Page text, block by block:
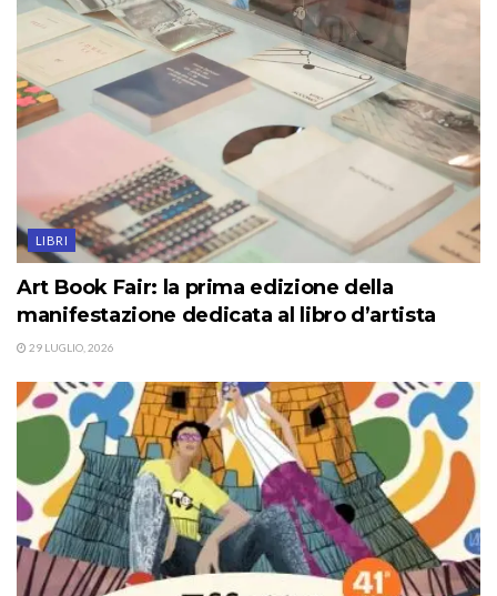
LIBRI
Art Book Fair: la prima edizione della
manifestazione dedicata al libro d’artista
29 LUGLIO, 2026